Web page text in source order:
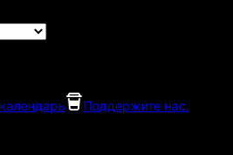
Поддержите нас,